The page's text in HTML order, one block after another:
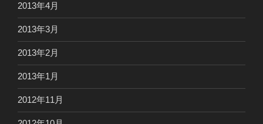
2013年4月
2013年3月
2013年2月
2013年1月
2012年11月